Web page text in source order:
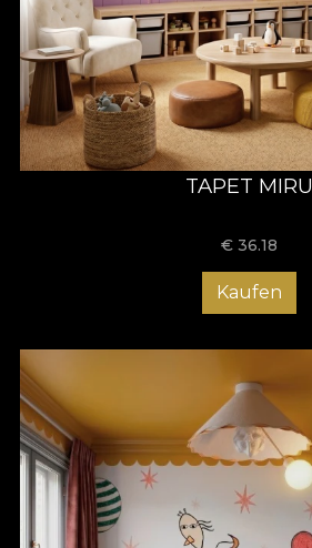
TAPET MIRU
€ 36.18
Kaufen